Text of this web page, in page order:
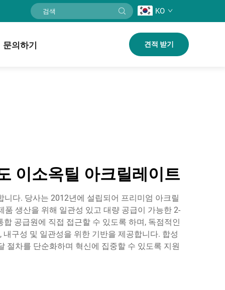
KO
문의하기 견적 받기
이소옥틸 아크릴레이트
다. 당사는 2012년에 설립되어 프리미엄 아크릴
생산을 위해 일관성 있고 대량 공급이 가능한 2-
공급원에 직접 접근할 수 있도록 하며, 독점적인
구성 및 일관성을 위한 기반을 제공합니다. 합성
절차를 단순화하며 혁신에 집중할 수 있도록 지원